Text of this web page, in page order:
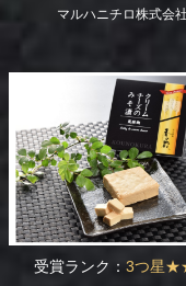
マルハニチロ株式会社
受賞ランク： 3つ星